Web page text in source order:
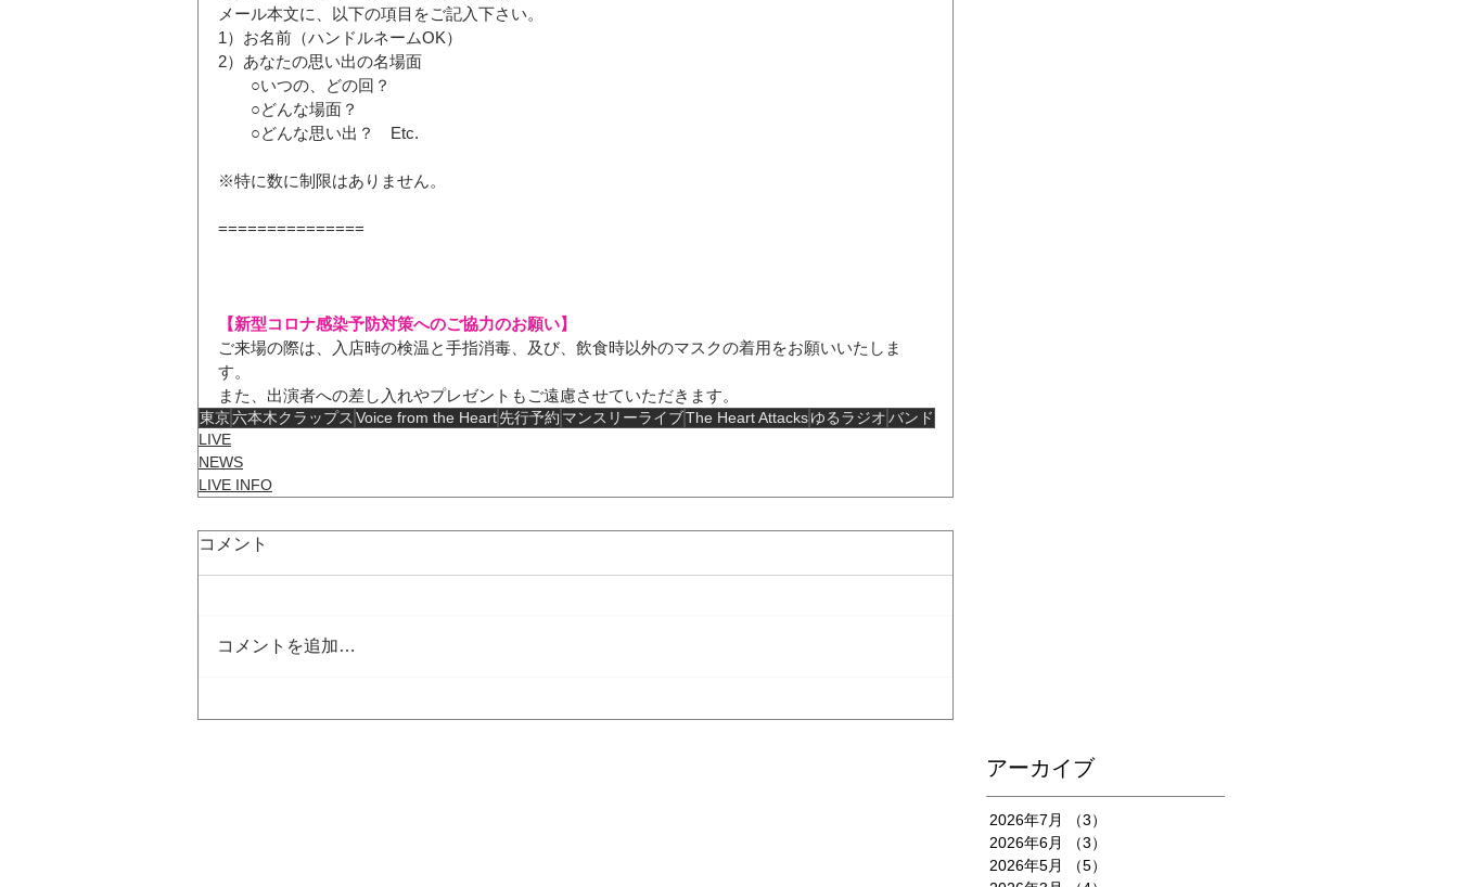
メール本文に、以下の項目をご記入下さい。
1）お名前（ハンドルネームOK）
2）あなたの思い出の名場面
○いつの、どの回？
○どんな場面？
○どんな思い出？　Etc.
※特に数に制限はありません。
===============
【新型コロナ感染予防対策へのご協力のお願い】
ご来場の際は、入店時の検温と手指消毒、及び、飲食時以外のマスクの着用をお願いいたしま
す。
また、出演者への差し入れやプレゼントもご遠慮させていただきます。
東京六本木クラップス Voice from the Heart先行予約 マンスリーライブThe Heart Attacksゆるラジオバンド
LIVE
NEWS
LIVE INFO
コメント
コメントを追加…
アーカイブ
2026年7月 （3）
2026年6月
（3）
2026年5月
（5）